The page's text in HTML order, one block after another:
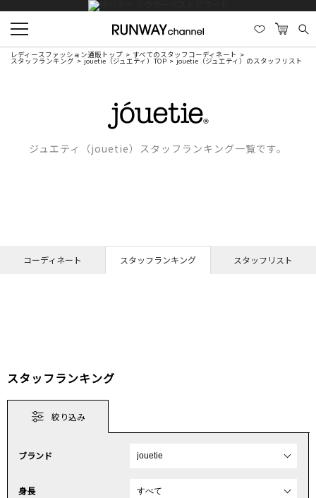
レディースファッション通販トップ すべてのスタッフコーディネート
スタッフランキング jouetie（ジュエティ）TOP jouetie（ジュエティ）のスタッフリスト
ジュエティ（jouetie）スタッフランキング一覧です。
コーディネート スタッフランキング スタッフリスト
スタッフランキング
絞り込み
ブランド
身長